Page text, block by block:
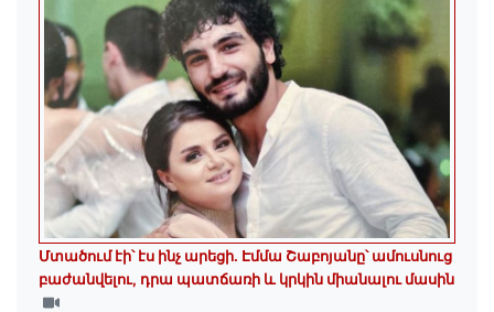
Մտածում էի՝ էս ինչ արեցի. Էմմա Շաբոյանը՝ ամուսնուց
բաժանվելու, դրա պատճառի և կրկին միանալու մասին